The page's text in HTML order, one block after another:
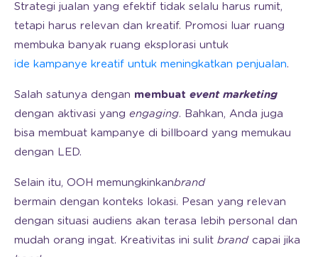
Strategi jualan yang efektif tidak selalu harus rumit,
tetapi harus relevan dan kreatif. Promosi luar ruang
membuka banyak ruang eksplorasi untuk
ide kampanye kreatif untuk meningkatkan penjualan.
Salah satunya dengan membuat event marketing
dengan aktivasi yang engaging. Bahkan, Anda juga
bisa membuat kampanye di billboard yang memukau
dengan LED.
Selain itu, OOH memungkinkanbrand
bermain dengan konteks lokasi. Pesan yang relevan
dengan situasi audiens akan terasa lebih personal dan
mudah orang ingat. Kreativitas ini sulit brand capai jika